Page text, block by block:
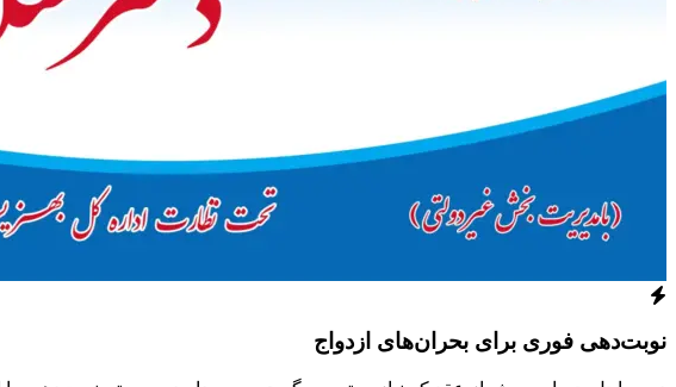
نوبت‌دهی فوری برای بحران‌های ازدواج